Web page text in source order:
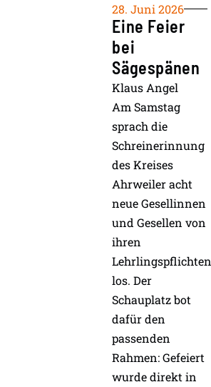
28. Juni 2026
Eine Feier
bei
Sägespänen
Klaus Angel
Am Samstag
sprach die
Schreinerinnung
des Kreises
Ahrweiler acht
neue Gesellinnen
und Gesellen von
ihren
Lehrlingspflichten
los. Der
Schauplatz bot
dafür den
passenden
Rahmen: Gefeiert
wurde direkt in